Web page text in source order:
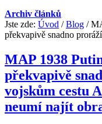
Archiv článků
Jste zde: Úvod / Blog /
překvapivě snadno
MAP 1938
překvapivě
vojskům cestu
neumí najít